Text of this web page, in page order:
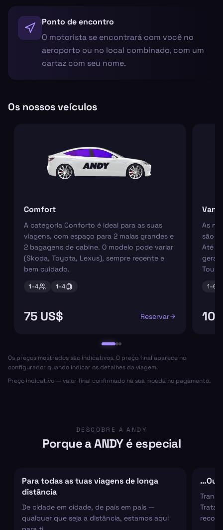
Ponto de encontro
O motorista se encontrará com você no
aeroporto ou no local combinado, com um
cartaz com seu nome.
Os nossos veículos
Comfort
A categoria Conforto é ideal para as suas
viagens, com espaço para 2 malas grandes e
2 bagagens de cabine. O modelo pode variar
(Skoda, Toyota, Lexus), sempre recente e
bem cuidado.
1–4 1–4
75 US$ Reservar
Van
As
são
Até 6
1–6
Os preços mostrados são indicativos. O preço final aparece no
configurador quando indicar os detalhes da viagem.
Preço indicativo — valor final confirmado na sua moeda no pagamento.
DESCOBRE A ANDY
Porque a ANDY é especial
Para todas as tuas viagens de longa
distância
De cidade em cidade, de país em país —
qualquer que seja a distância, estamos aqui
…Ou